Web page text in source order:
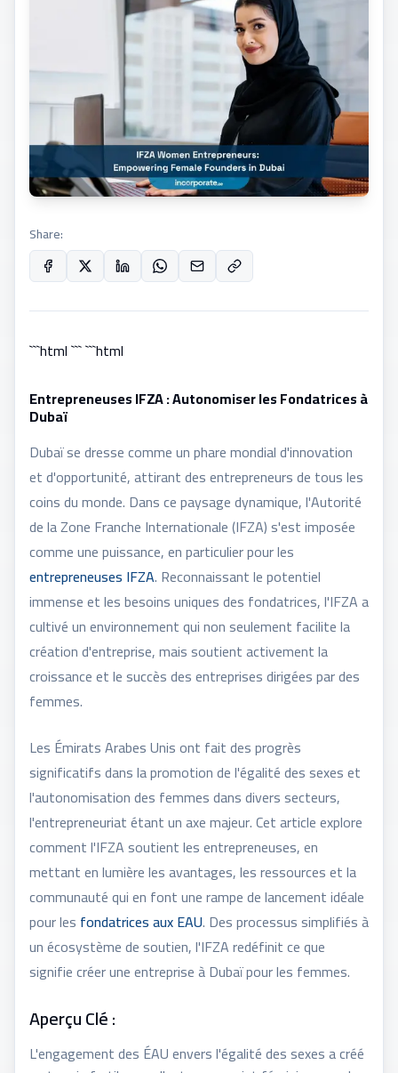
Share:
```html ``` ```html
Entrepreneuses IFZA : Autonomiser les Fondatrices à
Dubaï
Dubaï se dresse comme un phare mondial d'innovation
et d'opportunité, attirant des entrepreneurs de tous les
coins du monde. Dans ce paysage dynamique, l'Autorité
de la Zone Franche Internationale (IFZA) s'est imposée
comme une puissance, en particulier pour les
entrepreneuses IFZA. Reconnaissant le potentiel
immense et les besoins uniques des fondatrices, l'IFZA a
cultivé un environnement qui non seulement facilite la
création d'entreprise, mais soutient activement la
croissance et le succès des entreprises dirigées par des
femmes.
Les Émirats Arabes Unis ont fait des progrès
significatifs dans la promotion de l'égalité des sexes et
l'autonomisation des femmes dans divers secteurs,
l'entrepreneuriat étant un axe majeur. Cet article explore
comment l'IFZA soutient les entrepreneuses, en
mettant en lumière les avantages, les ressources et la
communauté qui en font une rampe de lancement idéale
pour les fondatrices aux EAU. Des processus simplifiés à
un écosystème de soutien, l'IFZA redéfinit ce que
signifie créer une entreprise à Dubaï pour les femmes.
Aperçu Clé :
L'engagement des ÉAU envers l'égalité des sexes a créé